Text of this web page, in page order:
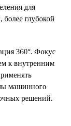
для
глубокой
360°. Фокус
к внутренним
машинного
решений.